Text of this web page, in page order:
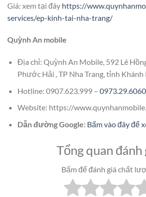
Giá: xem tại đây https://
services/ep-kinh-tai-nha-trang/
Quỳnh An mobile
Địa chỉ: Quỳnh An Mobile, 592 Lê
Phước Hải , TP Nha Trang, tỉnh Khánh
Hotline: 0907.623.999 – 0973.29.6060
Website: https://
Dẫn đường Google: Bấm vào đây để
Tổng quan đánh
Bấm để đánh giá chất